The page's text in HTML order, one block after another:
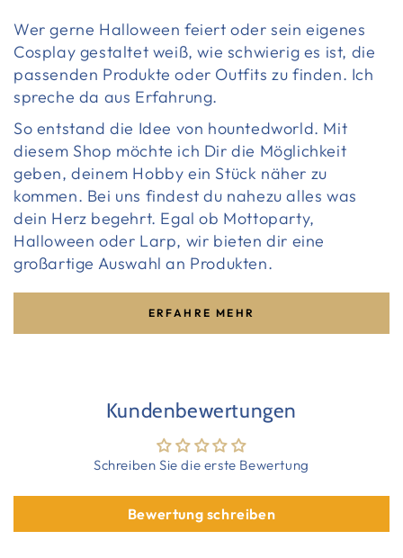
Wer gerne Halloween feiert oder sein eigenes
Cosplay gestaltet weiß, wie schwierig es ist, die
passenden Produkte oder Outfits zu finden. Ich
spreche da aus Erfahrung.
So entstand die Idee von hountedworld. Mit
diesem Shop möchte ich Dir die Möglichkeit
geben, deinem Hobby ein Stück näher zu
kommen. Bei uns findest du nahezu alles was
dein Herz begehrt. Egal ob Mottoparty,
Halloween oder Larp, wir bieten dir eine
großartige Auswahl an Produkten.
ERFAHRE MEHR
Kundenbewertungen
Schreiben Sie die erste Bewertung
Bewertung schreiben